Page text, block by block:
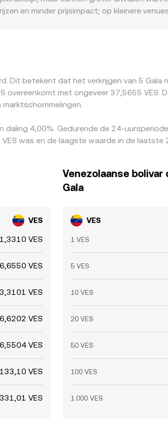
en minder prijsimpact; op kleinere
verschillen te verkleinen door GALA van
blockchain-congestie en
Dit betekent dat het verkrijgen van 5 Gala
met ongeveer 37,5655 VES.
4,00%. Gedurende de 24-
was en de laagste waarde in de laatste
VES
1,3310 VES
6,6550 VES
VES
VES
VES
133,10 VES
VES
Venezolaanse
Gala
VES
1 VES
5 VES
10 VES
20 VES
50 VES
100 VES
1.000 VES